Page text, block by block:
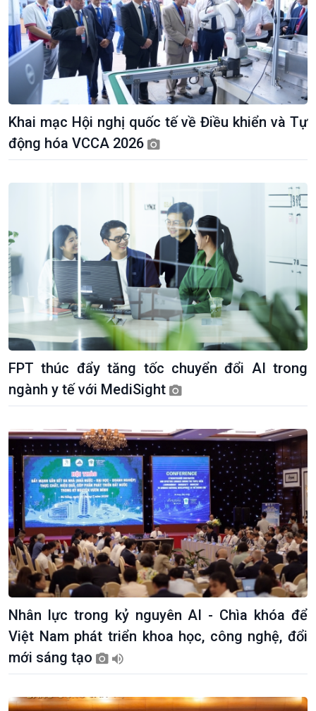
Giới thiệu
Thời sự 12h
Thời sự 18h
Thời sự 21h30
Bản tin
Chuyên mục
Theo dòng Thời sự
Khai mạc Hội nghị quốc tế về Điều khiển và Tự
động hóa VCCA 2026
FPT thúc đẩy tăng tốc chuyển đổi AI trong
ngành y tế với MediSight
Nhân lực trong kỷ nguyên AI - Chìa khóa để
Việt Nam phát triển khoa học, công nghệ, đổi
mới sáng tạo